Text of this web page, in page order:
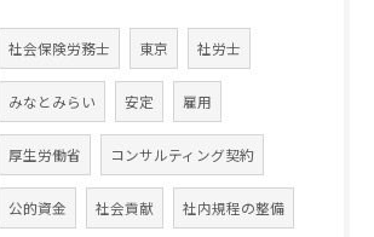
社会保険労務士 東京 社労士
みなとみらい 安定 雇用
厚生労働省 コンサルティング契約
公的資金 社会貢献 社内規程の整備